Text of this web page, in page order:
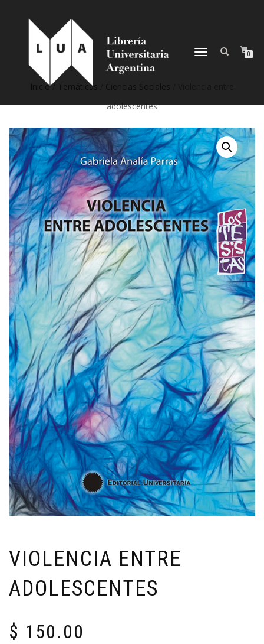
NAVEGACIÓN
0
Inicio/ Temáticas
adolescentes
VIOLENCIA ENTRE
ADOLESCENTES
$ 150.00